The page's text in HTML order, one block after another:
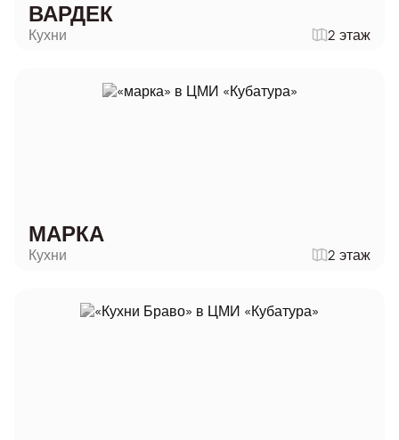
ВАРДЕК
Кухни 2 этаж
МАРКА
Кухни 2 этаж